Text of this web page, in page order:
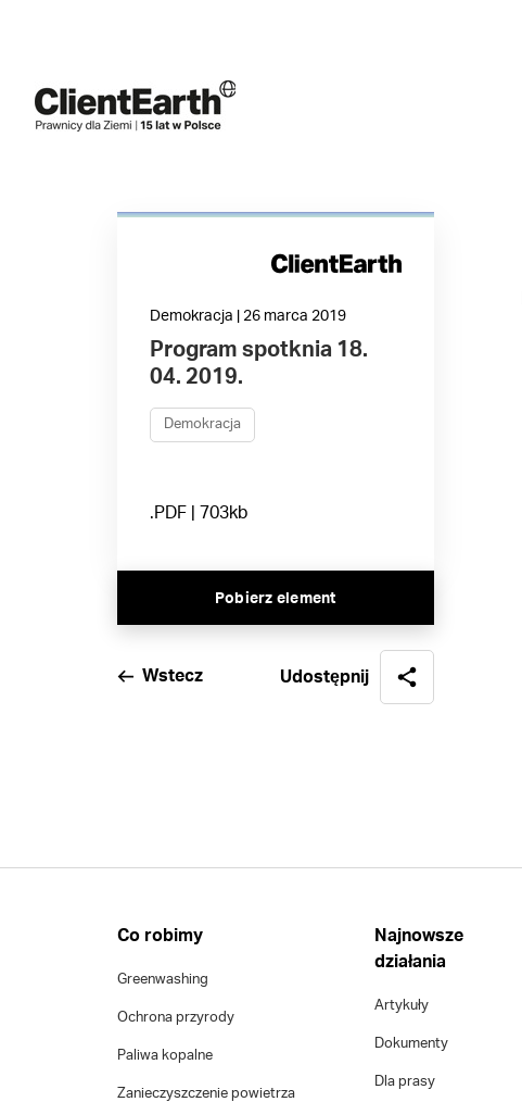
Demokracja | 26 marca 2019
Program spotknia 18.
04. 2019.
Demokracja
.PDF | 703kb
Pobierz element
Wstecz Udostępnij
Co robimy
Greenwashing
Ochrona przyrody
Paliwa kopalne
Zanieczyszczenie powietrza
Najnowsze
działania
Artykuły
Dokumenty
Dla prasy